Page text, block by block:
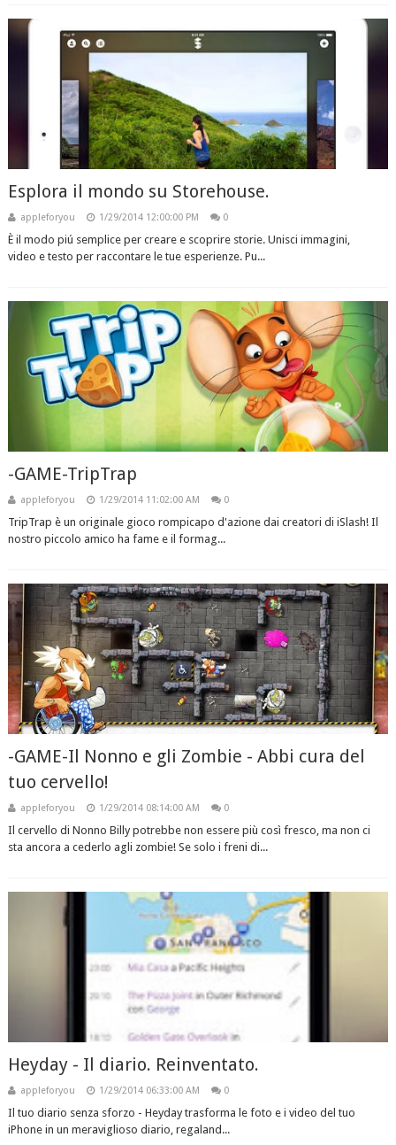
Esplora il mondo su Storehouse.
appleforyou 1/29/2014 12:00:00 PM 0
È il modo piú semplice per creare e scoprire storie. Unisci immagini,
video e testo per raccontare le tue esperienze. Pu...
-GAME-TripTrap
appleforyou 1/29/2014 11:02:00 AM 0
TripTrap è un originale gioco rompicapo d'azione dai creatori di iSlash! Il
nostro piccolo amico ha fame e il formag...
-GAME-Il Nonno e gli Zombie - Abbi cura del
tuo cervello!
appleforyou 1/29/2014 08:14:00 AM 0
Il cervello di Nonno Billy potrebbe non essere più così fresco, ma non ci
sta ancora a cederlo agli zombie! Se solo i freni di...
Heyday - Il diario. Reinventato.
appleforyou 1/29/2014 06:33:00 AM 0
Il tuo diario senza sforzo - Heyday trasforma le foto e i video del tuo
iPhone in un meraviglioso diario, regaland...